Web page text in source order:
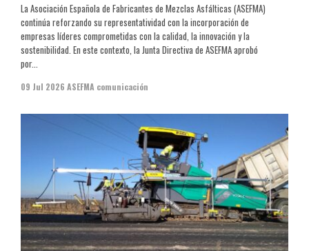
La Asociación Española de Fabricantes de Mezclas Asfálticas (ASEFMA)
continúa reforzando su representatividad con la incorporación de
empresas líderes comprometidas con la calidad, la innovación y la
sostenibilidad. En este contexto, la Junta Directiva de ASEFMA aprobó
por...
09 Jul 2026 ASEFMA comunicación